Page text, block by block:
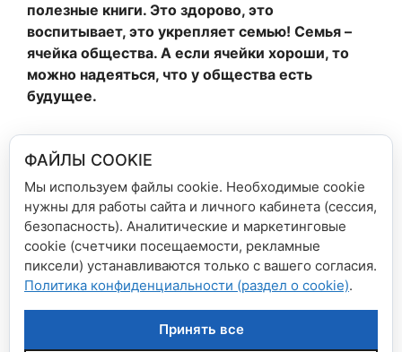
полезные книги. Это здорово, это
воспитывает, это укрепляет семью! Семья –
ячейка общества. А если ячейки хороши, то
можно надеяться, что у общества есть
будущее.
Рубрики
Новости сети магазинов
Акция на всю зарубежную литературу:
читайте больше, платите меньше!
Акция на книги по рукоделию «Выбирай две
ФАЙЛЫ COOKIE
Мы используем файлы cookie. Необходимые cookie
нужны для работы сайта и личного кабинета (сессия,
безопасность). Аналитические и маркетинговые
cookie (счетчики посещаемости, рекламные
пиксели) устанавливаются только с вашего согласия.
Политика конфиденциальности (раздел о cookie).
Принять все